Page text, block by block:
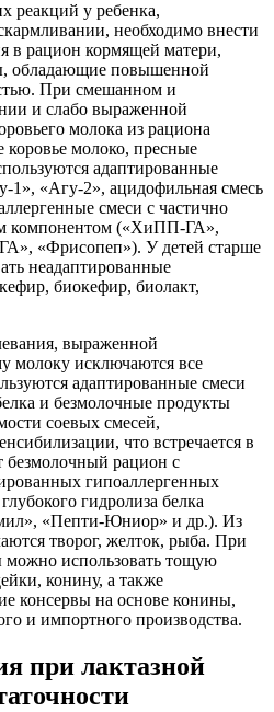
реакций у ребенка,
необходимо внести
в рацион кормящей матери,
обладающие повышенной
При смешанном и
и слабо выраженной
молока из рациона
коровье молоко, пресные
адаптированные
1», «Агу-2», ацидофильная смесь
смеси с частично
компонентом («ХиПП-ГА»,
«Фрисопеп»). У детей старше
неадаптированные
биокефир, биолакт,
выраженной
молоку исключаются все
адаптированные смеси
и безмолочные продукты
соевых смесей,
что встречается в
безмолочный рацион с
гипоаллергенных
гидролиза белка
«Пепти-Юниор» и др.). Из
творог, желток, рыба. При
можно использовать тощую
конину, а также
консервы на основе конины,
и импортного производства.
при лактазной